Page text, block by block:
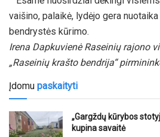
vaišino, palaikė, lydėjo gera
bendrystės kūrimo.
Irena Dapkuvienė Raseinių rajono
„Raseinių krašto bendrija“
Įdomu paskaityti
„Gargždų kūrybos
kupina savaitė